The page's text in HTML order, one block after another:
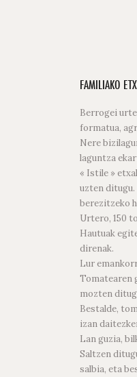
FAMILIAKO
Berrogei
formatua,
Nere
laguntza
« Istile »
uzten
berezitzeko
Urtero, 150
Hautuak
direnak.
Lur
Tomatearen
mozten
Bestalde,
izan
Lan guzia,
Saltzen
salbia, eta